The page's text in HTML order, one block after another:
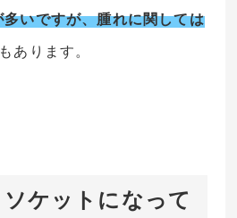
いですが、腫れに関しては
あります。
ケットになって